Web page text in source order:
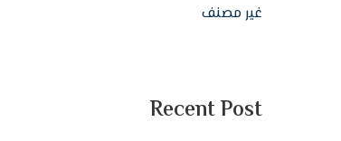
غير مصنف
Recent Post